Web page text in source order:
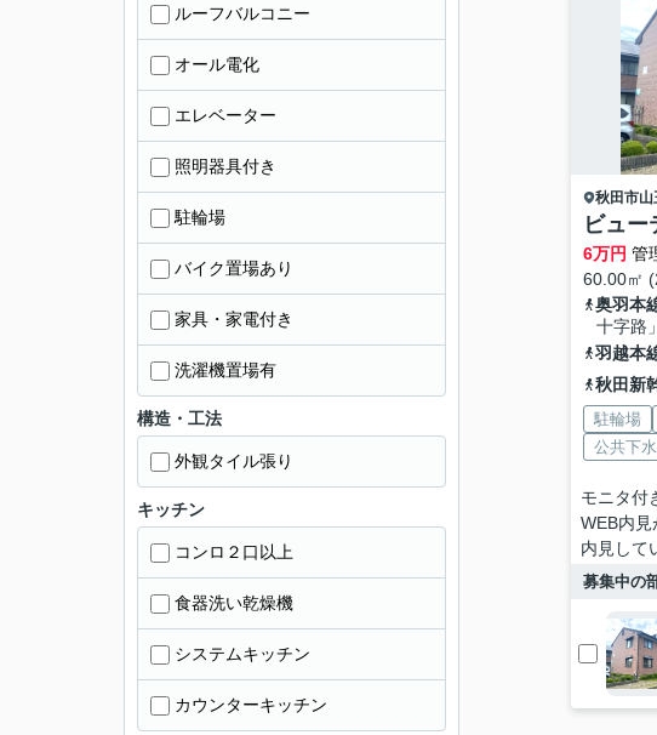
秋田市山
ビュー
6万円 管
60.00㎡
奥羽本
十字路
羽越本
秋田新
駐輪場
公共下水
モニタ付
WEB内
内見して
募集中の
ルーフバルコニー
オール電化
エレベーター
照明器具付き
駐輪場
バイク置場あり
家具・家電付き
洗濯機置場有
構造・工法
外観タイル張り
キッチン
コンロ２口以上
食器洗い乾燥機
システムキッチン
カウンターキッチン